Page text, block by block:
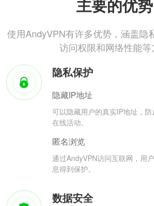
主要的优势
使用AndyVPN有许多优势，涵盖隐
访问权限和网络性能
隐私保护
隐藏IP地址
可以隐藏用户的真实IP地址，
在线活动。
匿名浏览
通过AndyVPN访问互联网，用
息得到保护。
数据安全